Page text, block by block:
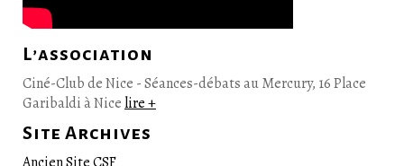
L’association
Ciné-Club de Nice - Séances-débats au Mercury, 16 Place
Garibaldi à Nice lire +
Site Archives